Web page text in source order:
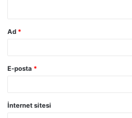
Ad *
E-posta *
İnternet sitesi